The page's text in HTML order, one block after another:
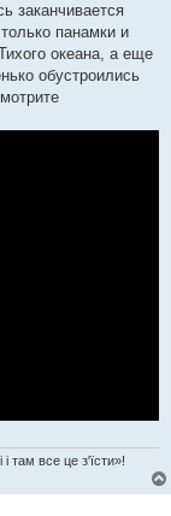
панамки и
океана, а еще
обустроились
там все це з'їсти»!